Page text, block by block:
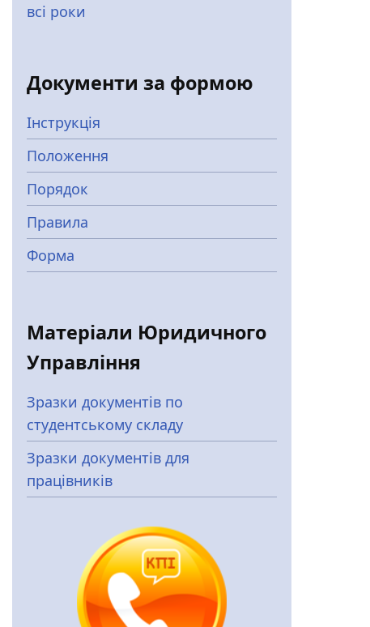
всі роки
Документи за формою
Інструкція
Положення
Порядок
Правила
Форма
Матеріали Юридичного
Управління
Зразки документів по
студентському складу
Зразки документів для
працівників